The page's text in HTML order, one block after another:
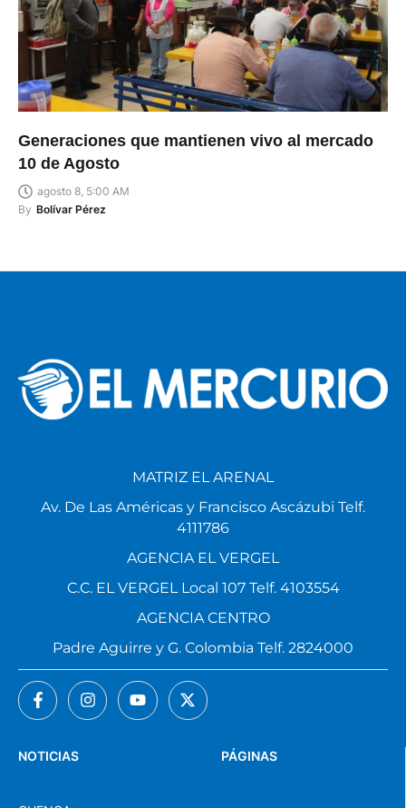
Generaciones que mantienen vivo al mercado
10 de Agosto
agosto 8, 5:00 AM
By Bolívar Pérez
PÁGINAS
NOTICIAS
MATRIZ EL ARENAL
Av. De Las Américas y Francisco Ascázubi Telf.
4111786
AGENCIA EL VERGEL
C.C. EL VERGEL Local 107 Telf. 4103554
AGENCIA CENTRO
Padre Aguirre y G. Colombia Telf. 2824000